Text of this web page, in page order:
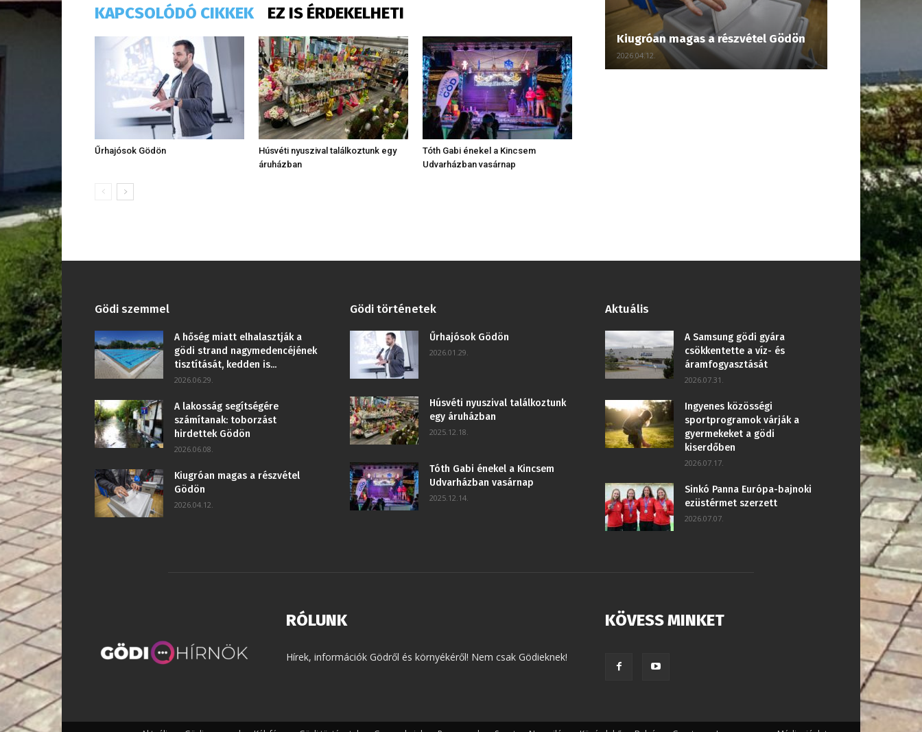
KAPCSOLÓDÓ CIKKEK EZ IS ÉRDEKELHETI
Űrhajósok Gödön
Húsvéti nyuszival találkoztunk egy
áruházban
Tóth Gabi énekel a Kincsem
Udvarházban vasárnap
Kiugróan magas a részvétel Gödön
2026.04.12.
Gödi szemmel
A hőség miatt elhalasztják a
gödi strand nagymedencéjének
tisztítását, kedden is...
2026.06.29.
A lakosság segítségére
számítanak: toborzást
hirdettek Gödön
2026.06.08.
Kiugróan magas a részvétel
Gödön
2026.04.12.
Gödi történetek
Űrhajósok Gödön
2026.01.29.
Húsvéti nyuszival találkoztunk
egy áruházban
2025.12.18.
Tóth Gabi énekel a Kincsem
Udvarházban vasárnap
2025.12.14.
Aktuális
A Samsung gödi gyára
csökkentette a víz- és
áramfogyasztását
2026.07.31.
Ingyenes közösségi
sportprogramok várják a
gyermekeket a gödi
kiserdőben
2026.07.17.
Sinkó Panna Európa-bajnoki
ezüstérmet szerzett
2026.07.07.
RÓLUNK
Hírek, információk Gödről és környékéről! Nem csak Gödieknek!
KÖVESS MINKET